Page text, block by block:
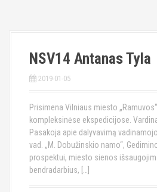
NSV14 Antanas Tyla
2019-01-05
Prisimena Vilniaus miesto
kompleksinėse ekspedicijose.
Pasakoja apie dalyvavimą
vad. „M. Dobužinskio namo“,
prospektui, miesto sienos
bendradarbius, […]